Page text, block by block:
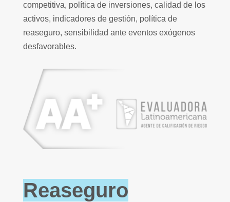
competitiva, política de inversiones, calidad de los
activos, indicadores de gestión, política de
reaseguro, sensibilidad ante eventos exógenos
desfavorables.
Reaseguro